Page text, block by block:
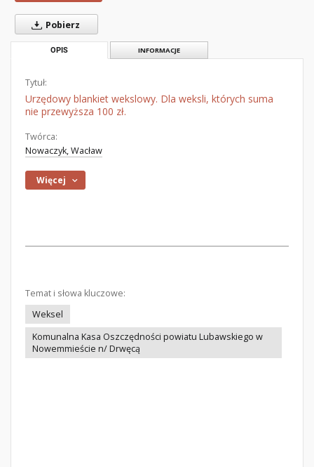
Pobierz
OPIS INFORMACJE
Tytuł:
Urzędowy blankiet wekslowy. Dla weksli, których suma
nie przewyższa 100 zł.
Twórca:
Nowaczyk, Wacław
Więcej
Temat i słowa kluczowe:
Weksel
Komunalna Kasa Oszczędności powiatu Lubawskiego w
Nowemmieście n/ Drwęcą